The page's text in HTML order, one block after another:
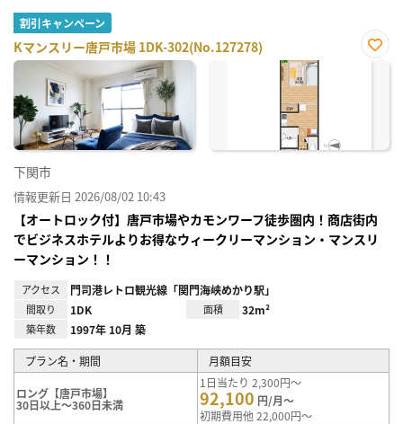
割引キャンペーン
Kマンスリー唐戸市場 1DK-302(No.127278)
お気
下関市
情報更新日 2026/08/02 10:43
【オートロック付】唐戸市場やカモンワーフ徒歩圏内！商店街内
でビジネスホテルよりお得なウィークリーマンション・マンスリ
ーマンション！！
アクセス 門司港レトロ観光線「関門海峡めかり駅」
間取り 1DK 面積 32m²
築年数 1997年 10月 築
プラン名・期間 月額目安
ロング【唐戸市場】
30日以上～360日未満
1日当たり 2,300円～
92,100 円/月～
初期費用他 22,000円～